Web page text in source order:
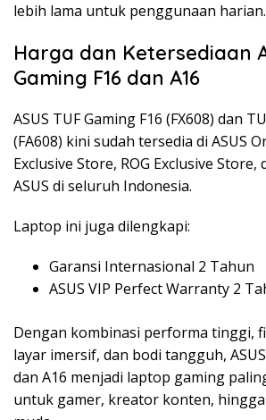
lebih lama untuk penggunaan harian.
Harga dan Ketersediaan
Gaming F16 dan A16
ASUS TUF Gaming F16 (FX608) dan
(FA608) kini sudah tersedia di ASUS
Exclusive Store, ROG Exclusive
ASUS di seluruh Indonesia.
Laptop ini juga dilengkapi:
Garansi Internasional 2 Tahun
ASUS VIP Perfect Warranty 2
Dengan kombinasi performa tinggi,
layar imersif, dan bodi tangguh,
dan A16 menjadi laptop gaming
untuk gamer, kreator konten,